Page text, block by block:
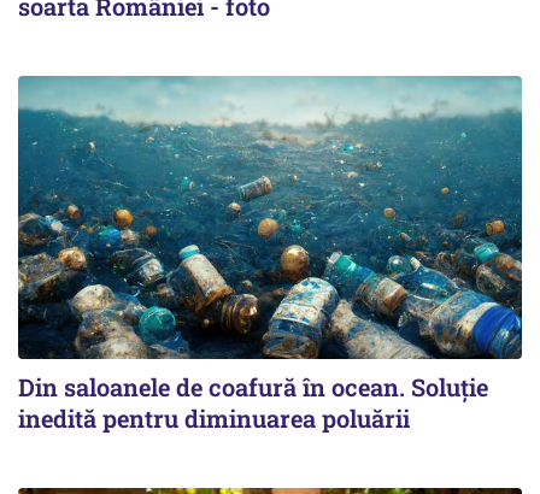
soarta României - foto
Din saloanele de coafură în ocean. Soluție
inedită pentru diminuarea poluării